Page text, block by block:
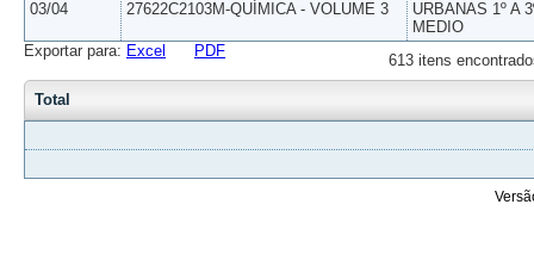
03/04 27622C2103M-QUÍMICA - VOLUME 3
URBANAS 1º A
MEDIO
613 itens
Exportar para: Excel PDF
Total